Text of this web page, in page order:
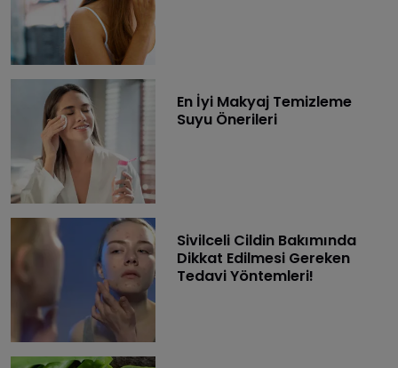
En İyi Makyaj Temizleme
Suyu Önerileri
Sivilceli Cildin Bakımında
Dikkat Edilmesi Gereken
Tedavi Yöntemleri!